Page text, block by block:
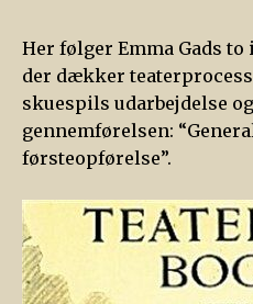
Her følger Emma Gads
der dækker
skuespils udarbejdelse
gennemførelsen:
førsteopførelse”.